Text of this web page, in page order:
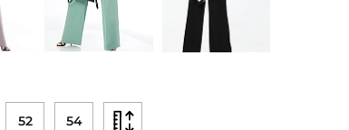
52 54